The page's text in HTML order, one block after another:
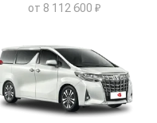
от 8 112 600 ₽